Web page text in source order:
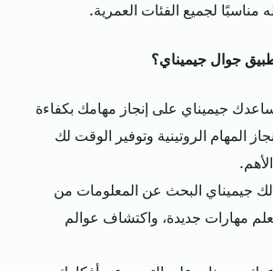
مناسبًا لجميع الفئات العمرية.
جوال جيميناي؟
جيميناي على إنجاز مهامك بكفاءة
المهام الروتينية وتوفير الوقت لك
لك جيميناي البحث عن المعلومات من
مهارات جديدة، واكتشاف عوالم